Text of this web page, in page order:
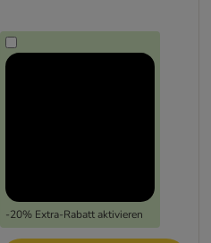
-20% Extra-Rabatt aktivieren